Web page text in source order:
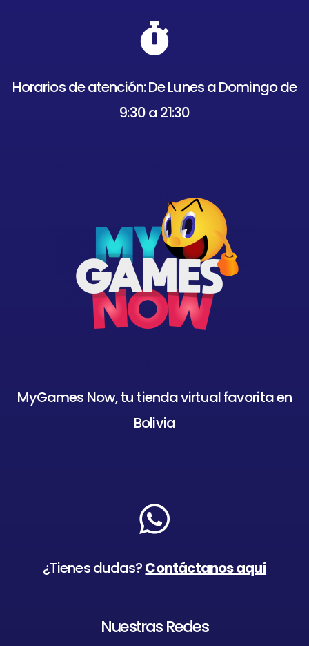
Horarios de atención: De Lunes a Domingo de
9:30 a 21:30
MyGames Now, tu tienda virtual favorita en
Bolivia
¿Tienes dudas?Contáctanos aquí
Nuestras Redes